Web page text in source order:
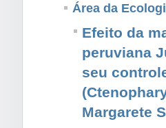
Área da
Efeito da
peruviana
seu
Margarete